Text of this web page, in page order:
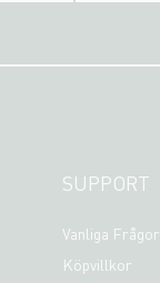
SUPPORT
Vanliga Frågor
Köpvillkor